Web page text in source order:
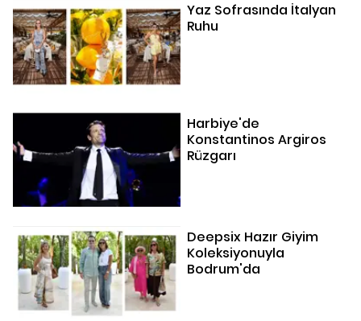
Yaz Sofrasında İtalyan
Ruhu
Harbiye'de
Konstantinos Argiros
Rüzgarı
Deepsix Hazır Giyim
Koleksiyonuyla
Bodrum'da